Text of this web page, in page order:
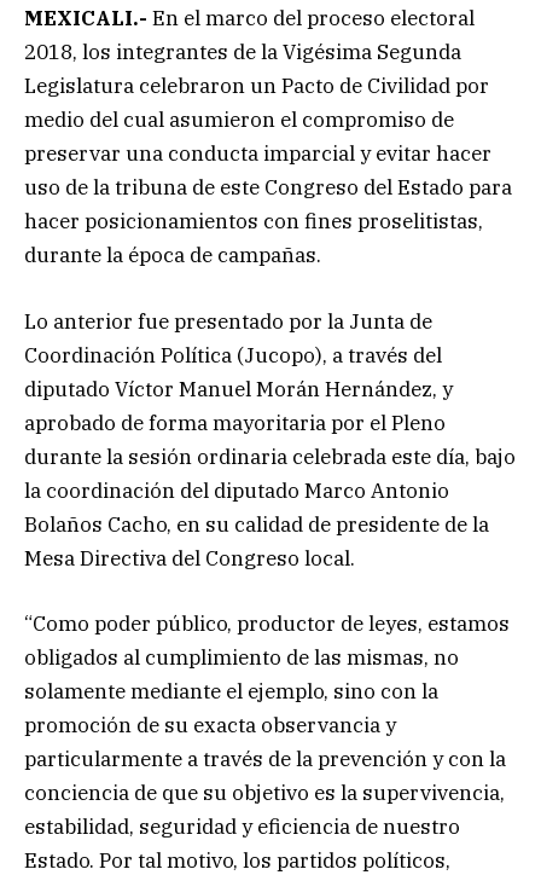
MEXICALI.- En el marco del proceso electoral
2018, los integrantes de la Vigésima Segunda
Legislatura celebraron un Pacto de Civilidad por
medio del cual asumieron el compromiso de
preservar una conducta imparcial y evitar hacer
uso de la tribuna de este Congreso del Estado para
hacer posicionamientos con fines proselitistas,
durante la época de campañas.
Lo anterior fue presentado por la Junta de
Coordinación Política (Jucopo), a través del
diputado Víctor Manuel Morán Hernández, y
aprobado de forma mayoritaria por el Pleno
durante la sesión ordinaria celebrada este día, bajo
la coordinación del diputado Marco Antonio
Bolaños Cacho, en su calidad de presidente de la
Mesa Directiva del Congreso local.
“Como poder público, productor de leyes, estamos
obligados al cumplimiento de las mismas, no
solamente mediante el ejemplo, sino con la
promoción de su exacta observancia y
particularmente a través de la prevención y con la
conciencia de que su objetivo es la supervivencia,
estabilidad, seguridad y eficiencia de nuestro
Estado. Por tal motivo, los partidos políticos,